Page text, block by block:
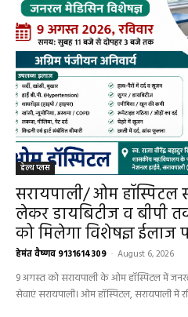
हेल्थ प्लस
सरायपाली/ ओम हॉस्पिटल
लेकर डायबिटीज व बीपी
को मिलेगा विशेषज्ञ ईलाज
हेमंत वैष्णव 9131614309 - August 6, 2026
9 अगस्त को सरायपाली के ओम हॉस्पिटल में
सेवाएं सरायपाली। ओम हॉस्पिटल, सरायपाली में